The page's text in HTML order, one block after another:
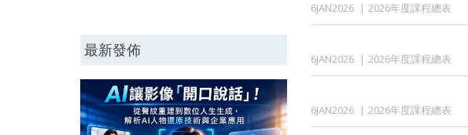
6JAN2026 2026年度課程總表
6JAN2026 2026年度課程總表
6JAN2026 2026年度課程總表
最新發佈